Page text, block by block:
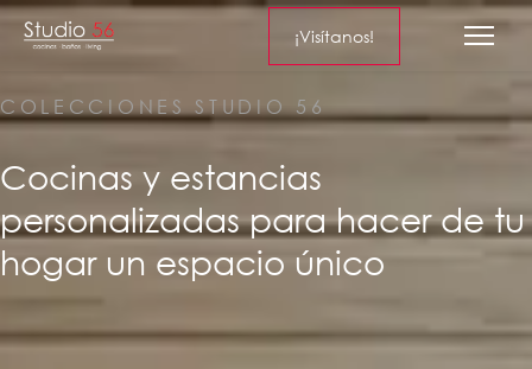
¡Visítanos!
COLECCIONES STUDIO 56
Cocinas y estancias
personalizadas para hacer de tu
hogar un espacio único